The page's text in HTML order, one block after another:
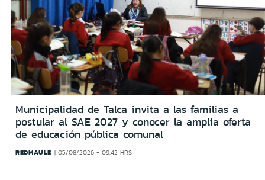
Municipalidad de Talca invita a las familias a
postular al SAE 2027 y conocer la amplia oferta
de educación pública comunal
REDMAULE 05/08/2026 - 09:42 HRS